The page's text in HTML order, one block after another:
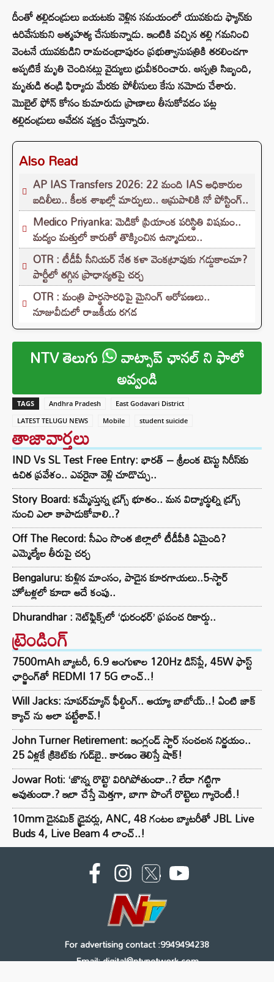
దీంతో తల్లిదండ్రులు బయటకు వెళ్లిన సమయంలో యువకుడు ఫ్యాన్‌కు
ఉరివేసుకుని ఆత్మహత్య చేసుకున్నాడు. ఇంటికి వచ్చిన తల్లి గమనించి
వెంటనే యువకుడిని రామచంద్రాపురం ప్రభుత్వాసుపత్రికి తరలించగా
అప్పటికే మృతి చెందినట్లు వైద్యులు ధ్రువీకరించారు. ఆస్పత్రి సిబ్బంది,
మృతుడి తండ్రి ఫిర్యాదు మేరకు పోలీసులు కేసు నమోదు చేశారు.
మొబైల్‌ ఫోన్‌ కోసం కుమారుడు ప్రాణాలు తీసుకోవడం పట్ల
తల్లిదండ్రులు ఆవేదన వ్యక్తం చేస్తున్నారు.
Also Read
AP IAS Transfers 2026: 22 మంది IAS అధికారుల
బదిలీలు.. కీలక శాఖల్లో మార్పులు.. ఆమ్రపాలికి నో పోస్టింగ్..
Medico Priyanka: మెడికో ప్రియాంక పరిస్థితి విషమం..
మద్యం మత్తులో కారుతో తొక్కించిన ఉన్మాదులు..
OTR : టీడీపీ సీనియర్ నేత కళా వెంకట్రావుకు గడ్డుకాలమా?
పార్టీలో తగ్గిన ప్రాధాన్యతపై చర్చ
OTR : మంత్రి పార్థసారధిపై మైనింగ్ ఆరోపణలు..
నూజువీడులో రాజకీయ రగడ
NTV తెలుగు వాట్సాప్ ఛానల్ ని ఫాలో
అవ్వండి
TAGS Andhra Pradesh
East Godavari District
LATEST TELUGU NEWS
Mobile student suicide
తాజావార్తలు
IND Vs SL Test Free Entry: భారత్ – శ్రీలంక టెస్టు సిరీస్‌కు
ఉచిత ప్రవేశం.. ఎవరైనా వెళ్లి చూడొచ్చు..
Story Board: కమ్మేస్తున్న డ్రగ్స్ భూతం.. మన విద్యార్థుల్ని డ్రగ్స్
నుంచి ఎలా కాపాడుకోవాలి..?
Off The Record: సీఎం సొంత జిల్లాలో టీడీపీకి ఏమైంది?
ఎమ్మెల్యేల తీరుపై చర్చ
Bengaluru: కుళ్లిన మాంసం, పాడైన కూరగాయలు..5-స్టార్
హోటళ్లలో కూడా అదే కంపు..
Dhurandhar : నెట్‌ఫ్లిక్స్‌లో ‘ధురంధర్’ ప్రపంచ రికార్డు..
ట్రెండింగ్‌
7500mAh బ్యాటరీ, 6.9 అంగుళాల 120Hz డిస్‌ప్లే, 45W ఫాస్ట్
ఛార్జింగ్‌తో REDMI 17 5G లాంచ్..!
Will Jacks: సూపర్‌మ్యాన్ ఫీల్డింగ్.. అయ్యా బాబోయ్..! ఏంటి జాక్
క్యాచ్ ను అలా పట్టేశావ్.!
John Turner Retirement: ఇంగ్లండ్ స్టార్ సంచలన నిర్ణయం..
25 ఏళ్లకే క్రికెట్‌కు గుడ్‌బై.. కారణం తెలిస్తే షాక్!
Jowar Roti: ‘జొన్న రొట్టె’ విరిగిపోతుందా..? లేదా గట్టిగా
అవుతుందా.? ఇలా చేస్తే మెత్తగా, బాగా పొంగే రొట్టెలు గ్యారెంటీ.!
10mm డైనమిక్ డ్రైవర్లు, ANC, 48 గంటల బ్యాటరీతో JBL Live
Buds 4, Live Beam 4 లాంచ్..!
For advertising contact :9949494238
Email: digital@ntvnetwork.com